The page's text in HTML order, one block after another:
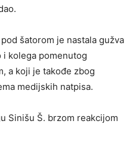
šatorom je nastala gužva
i kolega pomenutog
a koji je takođe zbog
medijskih natpisa.
Sinišu Š. brzom reakcijom